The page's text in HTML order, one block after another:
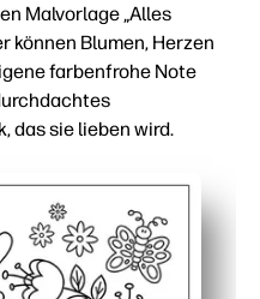
Malvorlage „Alles
können Blumen, Herzen
farbenfrohe Note
das sie lieben wird.
einfach auf Drucken und
— Ihre Schüler freuen sich
fördern Feinmotorik,
— du machst daraus eine